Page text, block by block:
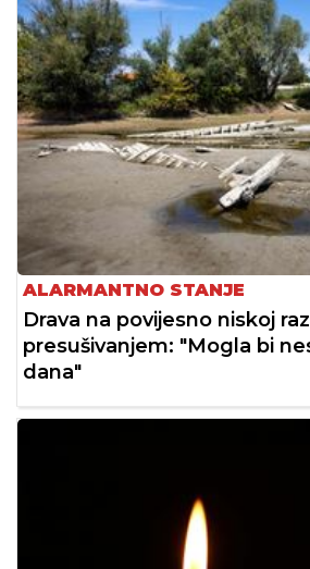
ALARMANTNO STANJE
Drava na povijesno niskoj
presušivanjem: "Mogla bi
dana"